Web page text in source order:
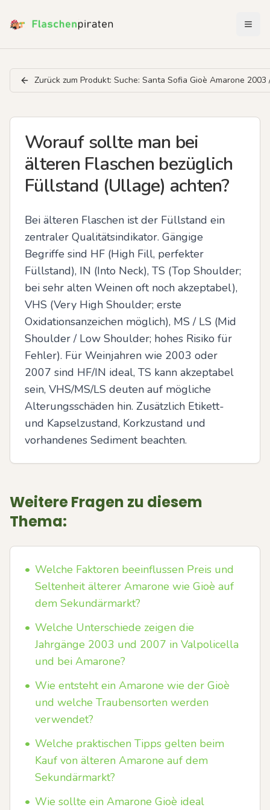
Zurück zum Produkt: Suche: Santa Sofia Gioè Amarone 2003
Worauf sollte man bei
älteren Flaschen bezüglich
Füllstand (Ullage) achten?
Bei älteren Flaschen ist der Füllstand ein
zentraler Qualitätsindikator. Gängige
Begriffe sind HF (High Fill, perfekter
Füllstand), IN (Into Neck), TS (Top Shoulder;
bei sehr alten Weinen oft noch akzeptabel),
VHS (Very High Shoulder; erste
Oxidationsanzeichen möglich), MS / LS (Mid
Shoulder / Low Shoulder; hohes Risiko für
Fehler). Für Weinjahren wie 2003 oder
2007 sind HF/IN ideal, TS kann akzeptabel
sein, VHS/MS/LS deuten auf mögliche
Alterungsschäden hin. Zusätzlich Etikett-
und Kapselzustand, Korkzustand und
vorhandenes Sediment beachten.
Weitere Fragen zu diesem
Thema:
• Welche Faktoren beeinflussen Preis und
Seltenheit älterer Amarone wie Gioè auf
dem Sekundärmarkt?
• Welche Unterschiede zeigen die
Jahrgänge 2003 und 2007 in Valpolicella
und bei Amarone?
• Wie entsteht ein Amarone wie der Gioè
und welche Traubensorten werden
verwendet?
• Welche praktischen Tipps gelten beim
Kauf von älteren Amarone auf dem
Sekundärmarkt?
• Wie sollte ein Amarone Gioè ideal